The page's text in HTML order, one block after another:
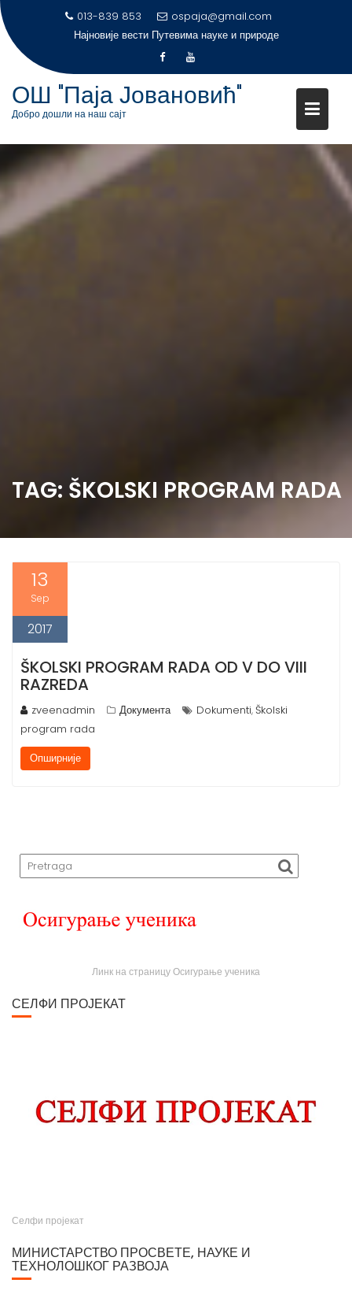
S
k
o
t
t
013-839 853
ospaja@gmail.com
Најновије вести Путевима науке и природе
ОШ "Паја Јовановић"
Добро дошли на наш сајт
TAG: ŠKOLSKI PROGRAM RADA
13
Sep
2017
ŠKOLSKI PROGRAM RADA OD V DO VIII
RAZREDA
zveenadmin Документа Dokumenti,Školski
program rada
Опширније
Линк на страницу Осигурање ученика
СЕЛФИ ПРОЈЕКАТ
Селфи пројекат
МИНИСТАРСТВО ПРОСВЕТЕ, НАУКЕ И
ТЕХНОЛОШКОГ РАЗВОЈА